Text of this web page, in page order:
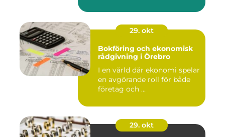
29. okt
Bokföring och ekonomisk
rådgivning i Örebro
I en värld där ekonomi spelar
en avgörande roll för både
företag och ...
29. okt